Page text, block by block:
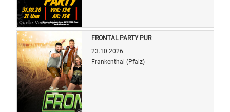
Quelle: Veranstalter
FRONTAL PARTY PUR
23.10.2026
Frankenthal (Pfalz)